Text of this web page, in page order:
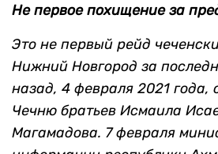
Не первое похищение за
Это не первый рейд
Нижний Новгород за
назад, 4 февраля 2021 года,
Чечню братьев Исмаила
Магамадова. 7 февраля